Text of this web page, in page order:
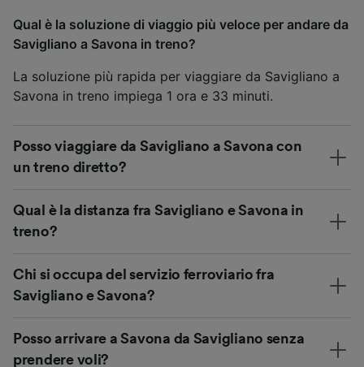
Qual è la soluzione di viaggio più veloce per andare da
Savigliano a Savona in treno?
La soluzione più rapida per viaggiare da Savigliano a
Savona in treno impiega 1 ora e 33 minuti.
Posso viaggiare da Savigliano a Savona con
un treno diretto?
Qual è la distanza fra Savigliano e Savona in
treno?
Chi si occupa del servizio ferroviario fra
Savigliano e Savona?
Posso arrivare a Savona da Savigliano senza
prendere voli?